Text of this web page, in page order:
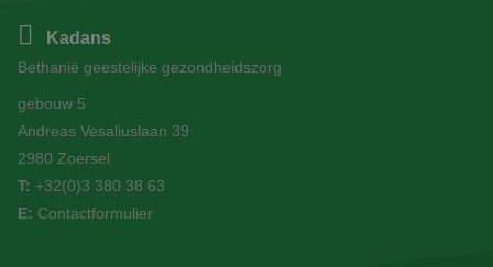
Kadans
Bethanië geestelijke gezondheidszorg
gebouw 5
Andreas Vesaliuslaan 39
2980 Zoersel
T: +32(0)3 380 38 63
E: Contactformulier